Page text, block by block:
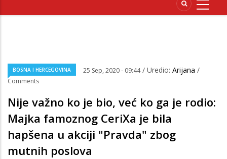
BOSNA I HERCEGOVINA 25 Sep, 2020 - 09:44 / Uredio: Arijana /
Comments
Nije važno ko je bio, već ko ga je rodio:
Majka famoznog CeriXa je bila
hapšena u akciji "Pravda" zbog
mutnih poslova